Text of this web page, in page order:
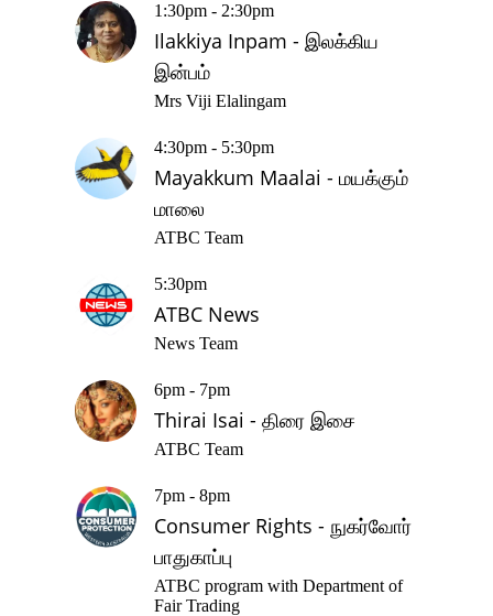
1:30pm - 2:30pm
Ilakkiya Inpam - இலக்கிய
இன்பம்
Mrs Viji Elalingam
4:30pm - 5:30pm
Mayakkum Maalai - மயக்கும்
மாலை
ATBC Team
5:30pm
ATBC News
News Team
6pm - 7pm
Thirai Isai - திரை இசை
ATBC Team
7pm - 8pm
Consumer Rights - நுகர்வோர்
பாதுகாப்பு
ATBC program with Department of
Fair Trading